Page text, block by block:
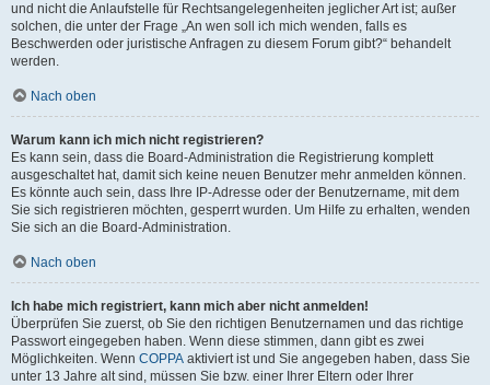
und nicht die Anlaufstelle für Rechtsangelegenheiten jeglicher Art ist; außer
solchen, die unter der Frage „An wen soll ich mich wenden, falls es
Beschwerden oder juristische Anfragen zu diesem Forum gibt?“ behandelt
werden.
Nach oben
Warum kann ich mich nicht registrieren?
Es kann sein, dass die Board-Administration die Registrierung komplett
ausgeschaltet hat, damit sich keine neuen Benutzer mehr anmelden können.
Es könnte auch sein, dass Ihre IP-Adresse oder der Benutzername, mit dem
Sie sich registrieren möchten, gesperrt wurden. Um Hilfe zu erhalten, wenden
Sie sich an die Board-Administration.
Nach oben
Ich habe mich registriert, kann mich aber nicht anmelden!
Überprüfen Sie zuerst, ob Sie den richtigen Benutzernamen und das richtige
Passwort eingegeben haben. Wenn diese stimmen, dann gibt es zwei
Möglichkeiten. Wenn COPPA aktiviert ist und Sie angegeben haben, dass Sie
unter 13 Jahre alt sind, müssen Sie bzw. einer Ihrer Eltern oder Ihrer